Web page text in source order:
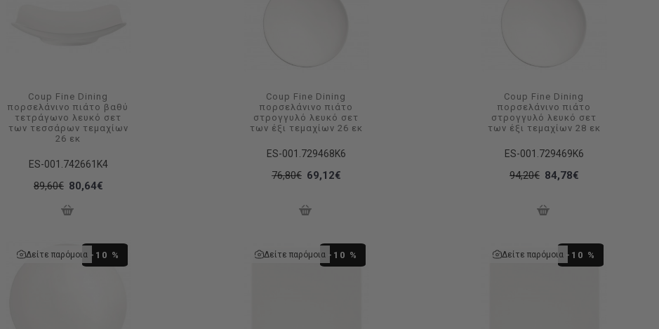
ES-001.742661K4
Coup Fine Dining
πορσελάνινο πιάτο βαθύ
τετράγωνο λευκό σετ
των τεσσάρων τεμαχίων
26 εκ
89,60€ 80,64€
ES-001.729468K6
Coup Fine Dining
πορσελάνινο πιάτο
στρογγυλό λευκό σετ
των έξι τεμαχίων 26 εκ
76,80€ 69,12€
ES-001.729469K6
Coup Fine Dining
πορσελάνινο πιάτο
στρογγυλό λευκό σετ
των έξι τεμαχίων 28 εκ
94,20€ 84,78€
-10 %
Δείτε παρόμοια -10 %
Δείτε παρόμοια -10 %
Δείτε παρόμοια